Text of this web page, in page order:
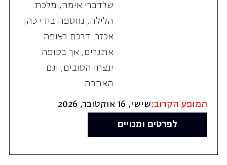
שלדברי אימה, מלכת
הלילה, נחטפה בידי כהן
אכזר. דרכם רצופה
אתגרים, אך בסופה
ינצחו הטובים, וגם
האהבה.
המופע הקרוב:שישי, 16 אוקטובר, 2026
לפרטים ומנויים